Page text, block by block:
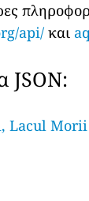
api/ και
JSON:
Lacul Morii